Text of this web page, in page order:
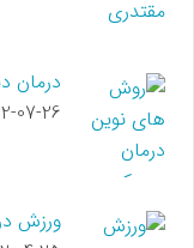
درمان
07-26
ورزش